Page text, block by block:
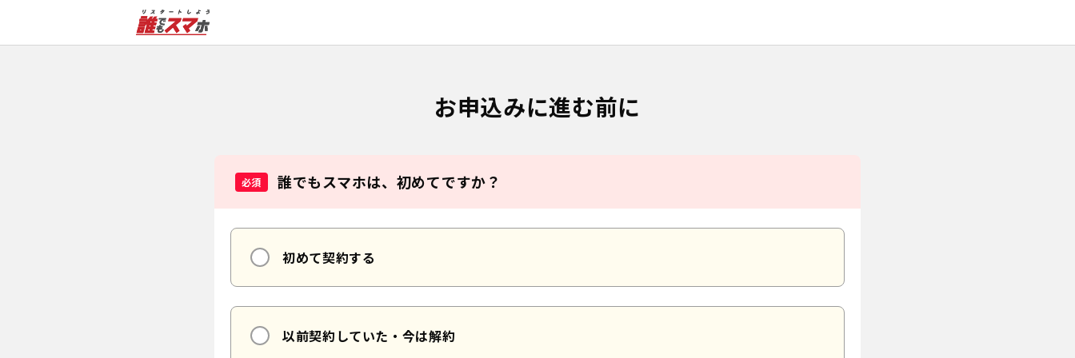
お申込みに進む前に
必須 誰でもスマホは、初めてですか？
初めて契約する
以前契約していた・今は解約